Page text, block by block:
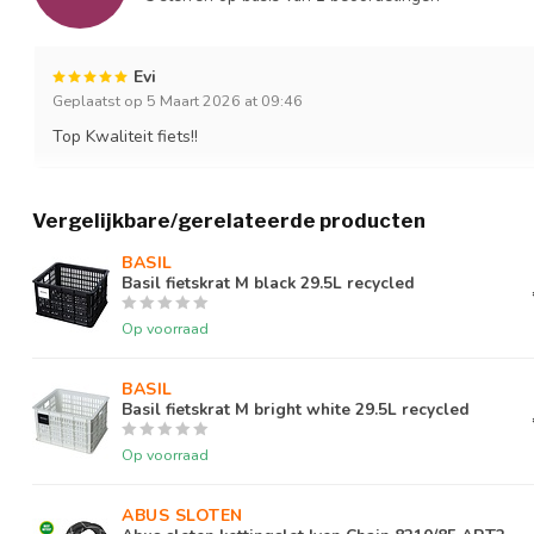
Display functies
Accu keuzemogelijkheid
Gewicht (incl accu)
Vermogen 600
Doelgroep
Model
Motorkracht
Evi
Geplaatst op 5 Maart 2026 at 09:46
Top Kwaliteit fiets!!
Vergelijkbare/gerelateerde producten
BASIL
Basil fietskrat M black 29.5L recycled
Op voorraad
BASIL
Basil fietskrat M bright white 29.5L recycled
Op voorraad
ABUS SLOTEN